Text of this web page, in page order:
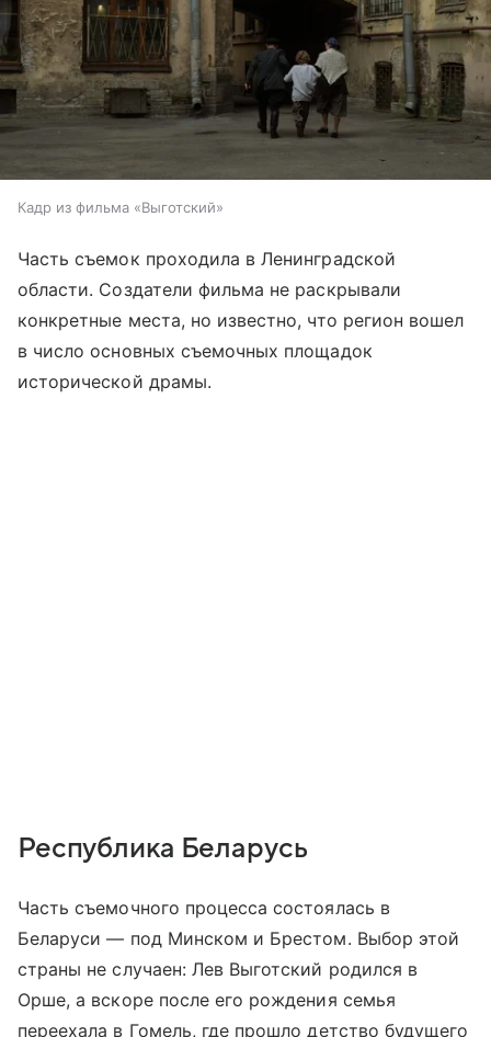
Кадр из фильма «Выготский»
Часть съемок проходила в Ленинградской
области. Создатели фильма не раскрывали
конкретные места, но известно, что регион вошел
в число основных съемочных площадок
исторической драмы.
Республика Беларусь
Часть съемочного процесса состоялась в
Беларуси — под Минском и Брестом. Выбор этой
страны не случаен: Лев Выготский родился в
Орше, а вскоре после его рождения семья
переехала в Гомель, где прошло детство будущего